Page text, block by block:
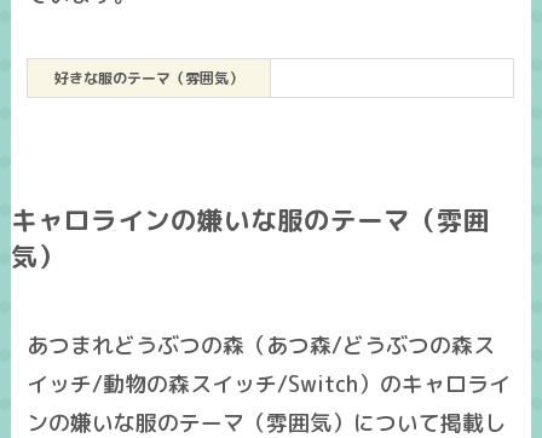
好きな服のテーマ（雰囲気）
キャロラインの嫌いな服のテーマ（雰囲
気）
あつまれどうぶつの森（あつ森/どうぶつの森ス
イッチ/動物の森スイッチ/Switch）のキャロライ
ンの嫌いな服のテーマ（雰囲気）について掲載し